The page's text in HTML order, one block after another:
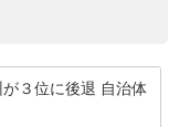
３位に後退 自治体